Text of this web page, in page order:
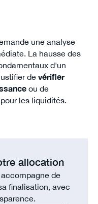
une analyse
La hausse des
d'un
de vérifier
ou de
les liquidités.
allocation
de
finalisation, avec